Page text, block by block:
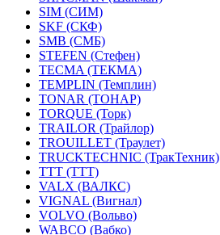
SIM (СИМ)
SKF (СКФ)
SMB (СМБ)
STEFEN (Стефен)
TECMA (ТЕКМА)
TEMPLIN (Темплин)
TONAR (ТОНАР)
TORQUE (Торк)
TRAILOR (Трайлор)
TROUILLET (Траулет)
TRUCKTECHNIC (ТракТехник)
TTT (ТТТ)
VALX (ВАЛКС)
VIGNAL (Вигнал)
VOLVO (Вольво)
WABCO (Вабко)